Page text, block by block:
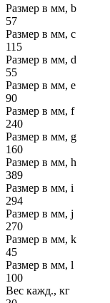
Размер в мм, b
57
Размер в мм, c
115
Размер в мм, d
55
Размер в мм, e
90
Размер в мм, f
240
Размер в мм, g
160
Размер в мм, h
389
Размер в мм, i
294
Размер в мм, j
270
Размер в мм, k
45
Размер в мм, l
100
Вес кажд., кг